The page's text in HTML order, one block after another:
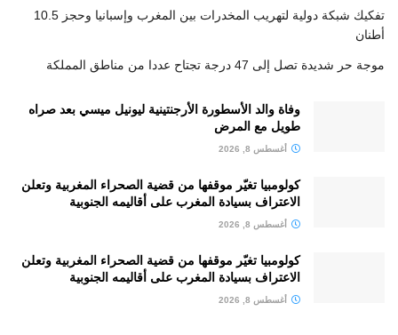
تفكيك شبكة دولية لتهريب المخدرات بين المغرب وإسبانيا وحجز 10.5
أطنان
موجة حر شديدة تصل إلى 47 درجة تجتاح عددا من مناطق المملكة
وفاة والد الأسطورة الأرجنتينية ليونيل ميسي بعد صراه
طويل مع المرض
أغسطس 8, 2026
كولومبيا تغيّر موقفها من قضية الصحراء المغربية وتعلن
الاعتراف بسيادة المغرب على أقاليمه الجنوبية
أغسطس 8, 2026
كولومبيا تغيّر موقفها من قضية الصحراء المغربية وتعلن
الاعتراف بسيادة المغرب على أقاليمه الجنوبية
أغسطس 8, 2026